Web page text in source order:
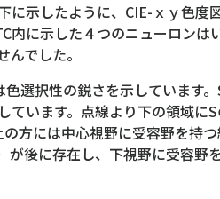
に示したように、CIE-ｘｙ色度
内に示した４つのニューロンは
でした。
色選択性の鋭さを示しています
います。点線より下の領域に
方には中心視野に受容野を持
後に存在し、下視野に受容野